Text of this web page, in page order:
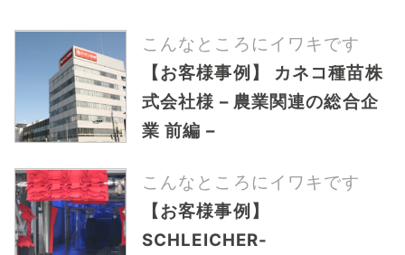
こんなところにイワキです
【お客様事例】 カネコ種苗株
式会社様 – 農業関連の総合企
業 前編 –
こんなところにイワキです
【お客様事例】
SCHLEICHER-